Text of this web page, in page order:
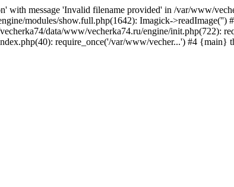
with message 'Invalid filename provided' in /var/www/
modules/show.full.php(1642): Imagick-
data/www/vecherka74.ru/engine/init.php(722):
require_once('/var/www/vecher...') #4